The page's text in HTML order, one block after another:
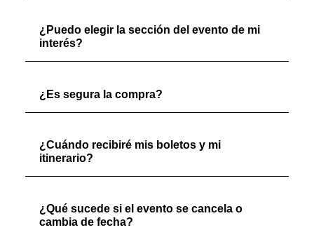
¿Puedo elegir la sección del evento de mi
interés?
¿Es segura la compra?
¿Cuándo recibiré mis boletos y mi
itinerario?
¿Qué sucede si el evento se cancela o
cambia de fecha?